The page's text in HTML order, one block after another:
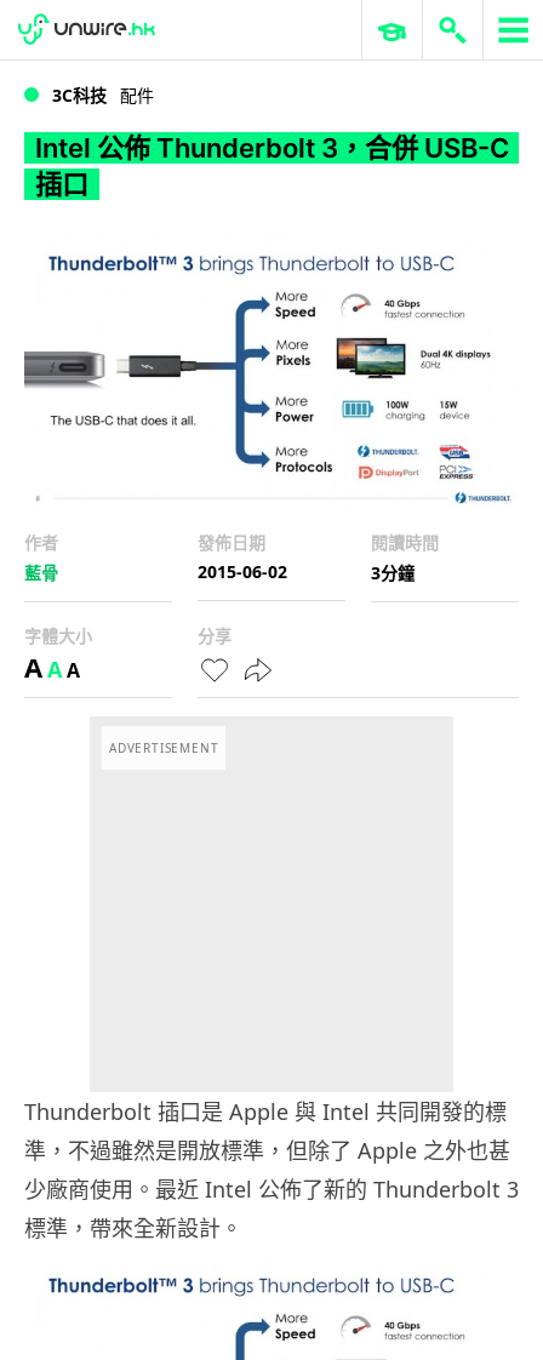
WWDC 2026 ERP 與商業 AI
3C科技 配件
Intel 公佈 Thunderbolt 3，合併 USB-C
插口
作者
藍骨
發佈日期
2015-06-02
閱讀時間
3分鐘
字體大小
AAA
分享
ADVERTISEMENT
Thunderbolt 插口是 Apple 與 Intel 共同開發的標
準，不過雖然是開放標準，但除了 Apple 之外也甚
少廠商使用。最近 Intel 公佈了新的 Thunderbolt 3
標準，帶來全新設計。